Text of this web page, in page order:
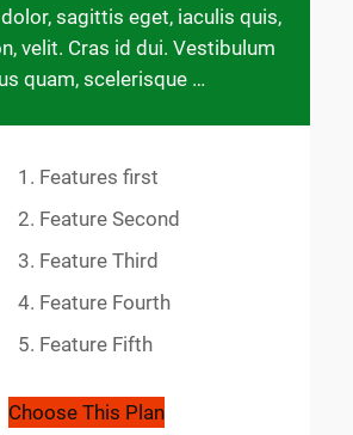
sagittis eget, iaculis quis,
velit. Cras id dui. Vestibulum
quam, scelerisque …
Features first
Feature Second
Feature Third
Feature Fourth
Feature Fifth
Choose This Plan